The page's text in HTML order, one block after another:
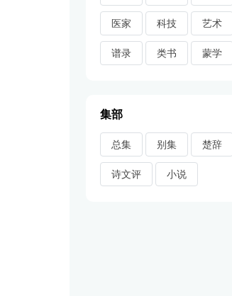
医家 科技 艺术
谱录 类书 蒙学
集部
总集 别集 楚辞
诗文评 小说